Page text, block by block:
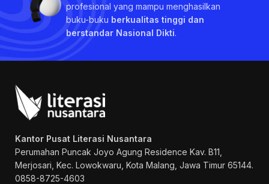
profesional yang mampu menghasilkan
buku-buku berkualitas tinggi dan
berstandar Nasional Dikti.
Kantor Pusat Literasi Nusantara
Perumahan Puncak Joyo Agung Residence Kav. B11,
Merjosari, Kec. Lowokwaru, Kota Malang, Jawa Timur 65144.
0858-8725-4603